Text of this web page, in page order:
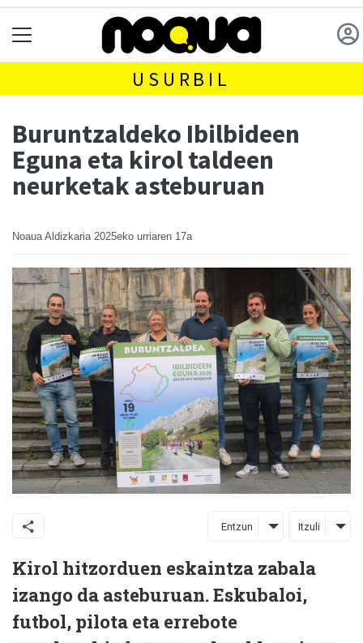
USURBIL
Buruntzaldeko Ibilbideen
Eguna eta kirol taldeen
neurketak asteburuan
Noaua Aldizkaria 2025eko urriaren 17a
Entzun Itzuli
Kirol hitzorduen eskaintza zabala
izango da asteburuan. Eskubaloi,
futbol, pilota eta errebote